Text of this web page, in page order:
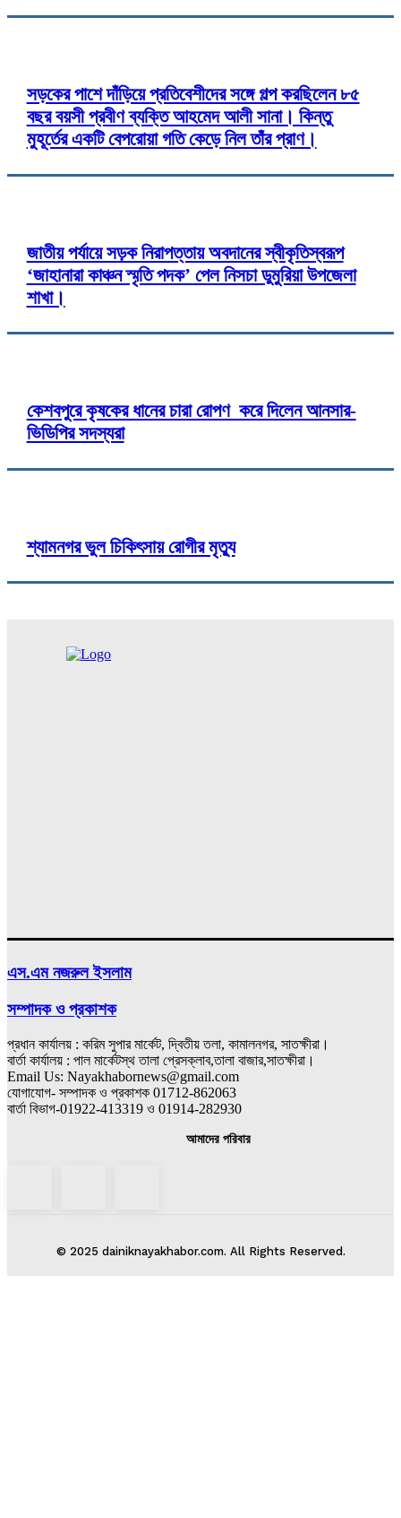
সড়কের পাশে দাঁড়িয়ে প্রতিবেশীদের সঙ্গে গল্প করছিলেন ৮৫
বছর বয়সী প্রবীণ ব্যক্তি আহমেদ আলী সানা। কিন্তু
মুহূর্তের একটি বেপরোয়া গতি কেড়ে নিল তাঁর প্রাণ।
জাতীয় পর্যায়ে সড়ক নিরাপত্তায় অবদানের স্বীকৃতিস্বরূপ
‘জাহানারা কাঞ্চন স্মৃতি পদক’ পেল নিসচা ডুমুরিয়া উপজেলা
শাখা।
কেশবপুরে কৃষকের ধানের চারা রোপণ করে দিলেন আনসার-
ভিডিপির সদস্যরা
শ্যামনগর ভুল চিকিৎসায় রোগীর মৃত্যু
এস.এম নজরুল ইসলাম
সম্পাদক ও প্রকাশক
প্রধান কার্যালয় : করিম সুপার মার্কেট, দ্বিতীয় তলা, কামালনগর, সাতক্ষীরা।
বার্তা কার্যালয় : পাল মার্কেটস্থ তালা প্রেসক্লাব,তালা বাজার,সাতক্ষীরা।
Email Us: Nayakhabornews@gmail.com
যোগাযোগ- সম্পাদক ও প্রকাশক 01712-862063
বার্তা বিভাগ-01922-413319 ও 01914-282930
আমাদের পরিবার
© 2025 dainiknayakhabor.com. All Rights Reserved.